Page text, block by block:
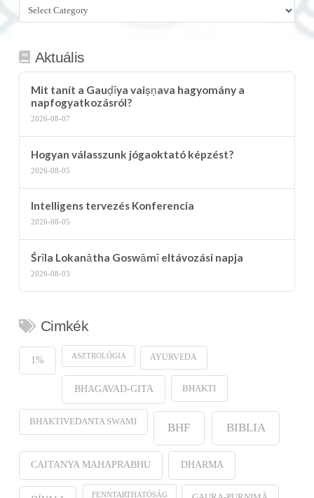
Összes
kategória
Aktuális
Mit tanít a Gauḍīya vaiṣṇava hagyomány a
napfogyatkozásról?
2026-08-07
Hogyan válasszunk jógaoktató képzést?
2026-08-05
Intelligens tervezés Konferencia
2026-08-05
Śrīla Lokanātha Goswāmī eltávozási napja
2026-08-03
Cimkék
1% ASZTROLÓGIA AYURVEDA
BHAGAVAD-GITA BHAKTI
BHAKTIVEDANTA SWAMI BHF BIBLIA
CAITANYA MAHAPRABHU DHARMA
FENNTARTHATÓSÁG